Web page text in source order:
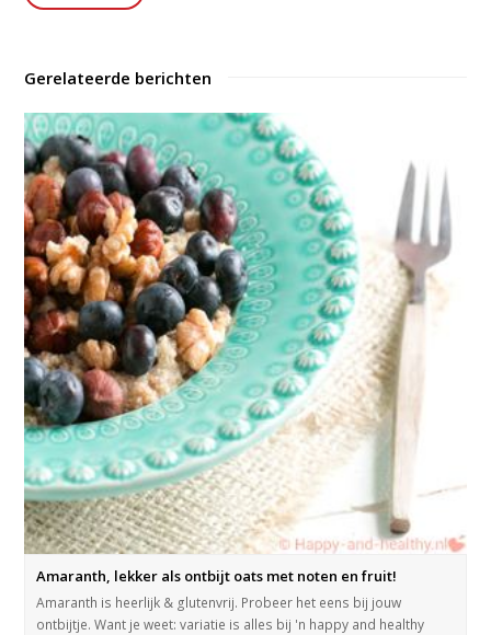
Gerelateerde berichten
Amaranth, lekker als ontbijt oats met noten en fruit!
Amaranth is heerlijk & glutenvrij. Probeer het eens bij jouw
ontbijtje. Want je weet: variatie is alles bij 'n happy and healthy